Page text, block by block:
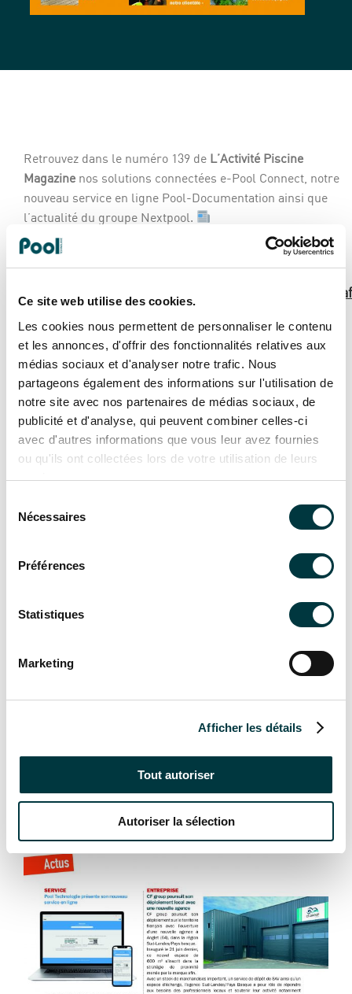
Ce site web utilise des cookies.
Les cookies nous permettent de personnaliser le contenu
et les annonces, d'offrir des fonctionnalités relatives aux
médias sociaux et d'analyser notre trafic. Nous
partageons également des informations sur l'utilisation de
notre site avec nos partenaires de médias sociaux, de
publicité et d'analyse, qui peuvent combiner celles-ci
avec d'autres informations que vous leur avez fournies
ou qu'ils ont collectées lors de votre utilisation de leurs
services.
Nécessaires
Préférences
Statistiques
Marketing
Afficher les détails
Tout autoriser
Autoriser la sélection
Retrouvez dans le numéro 139 de L’Activité Piscine
Magazinenos solutions connectées e-Pool Connect, notre
nouveau service en ligne Pool-Documentation ainsi que
l’actualité du groupe Nextpool.
Pour découvrir l’intégralité du magazine, cliquez sur le
lien ci-contre :
https://www.calameo.com/read/
#presse #media #pooltechnologie #nextpool
#lactivitepiscinemagazine #piscine